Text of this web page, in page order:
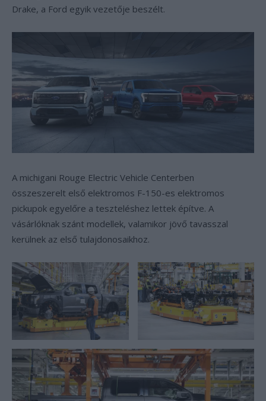
Drake, a Ford egyik vezetője beszélt.
A michigani Rouge Electric Vehicle Centerben
összeszerelt első elektromos F-150-es elektromos
pickupok egyelőre a teszteléshez lettek építve. A
vásárlóknak szánt modellek, valamikor jövő tavasszal
kerülnek az első tulajdonosaikhoz.